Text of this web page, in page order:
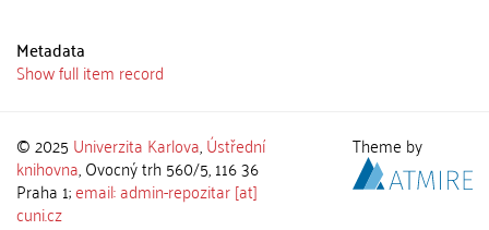
Metadata
Show full item record
© 2025 Univerzita Karlova,Ústřední
knihovna, Ovocný trh 560/5, 116 36
Praha 1;email: admin-repozitar [at]
cuni.cz
Theme by